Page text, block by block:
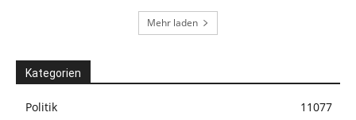
Mehr laden
Kategorien
Politik
11077